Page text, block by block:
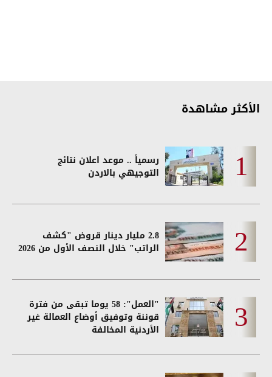
الأكثر مشاهدة
رسمياً .. موعد اعلان نتائج
التوجيهي بالاردن
2.8 مليار دينار قروض "كشف
الراتب" خلال النصف الأول من 2026
"العمل": 58 يوما تبقى من فترة
قوننة وتوفيق أوضاع العمالة غير
الأردنية المخالفة